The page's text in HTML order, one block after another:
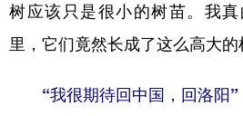
树应该只是很小的树苗。我
里，它们竟然长成了这么高大的
“我很期待回中国，回洛阳”